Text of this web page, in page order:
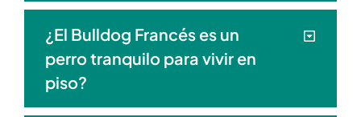
¿El Bulldog Francés es un
perro tranquilo para vivir en
piso?